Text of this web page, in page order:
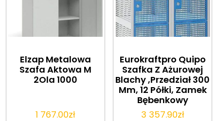
Elzap Metalowa
Szafa Aktowa M
2Ola 1000
1 767.00zł
Eurokraftpro Quipo
Szafka Z Ażurowej
Blachy ,Przedział 300
Mm, 12 Półki, Zamek
Bębenkowy
3 357.90zł